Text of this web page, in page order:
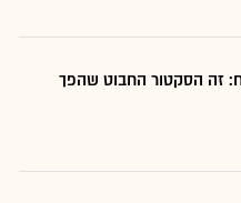
זה הסקטור החבוט שהפך